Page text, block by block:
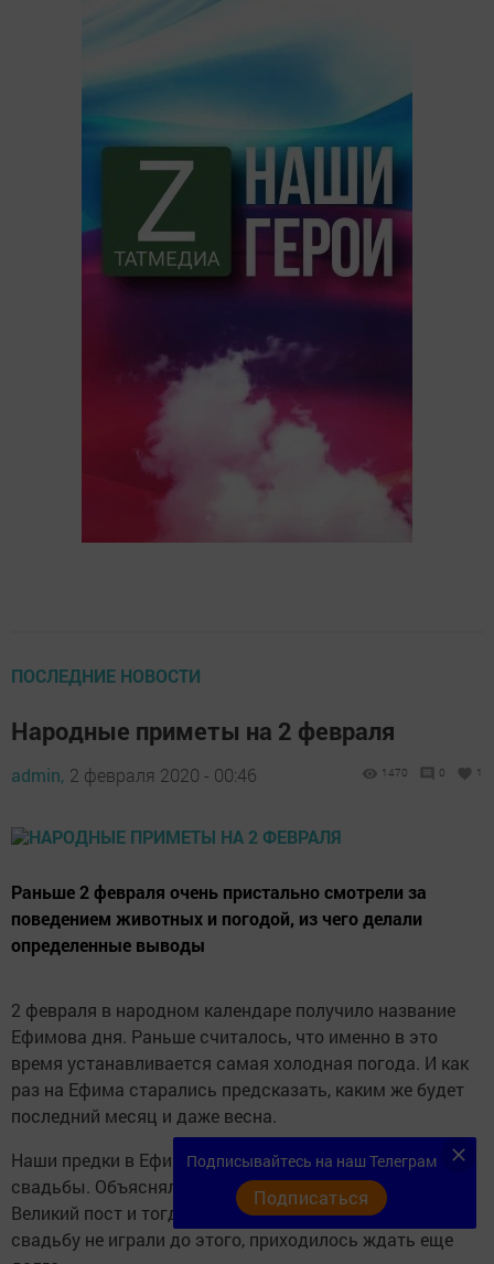
ПОСЛЕДНИЕ НОВОСТИ
Народные приметы на 2 февраля
admin, 2 февраля 2020 - 00:46 1470 0 1
Раньше 2 февраля очень пристально смотрели за
поведением животных и погодой, из чего делали
определенные выводы
2 февраля в народном календаре получило название
Ефимова дня. Раньше считалось, что именно в это
время устанавливается самая холодная погода. И как
раз на Ефима старались предсказать, каким же будет
последний месяц и даже весна.
Наши предки в Ефимов день традиционно утраивали
свадьбы. Объяснялось это просто: скоро начинался
Великий пост и тогда уже было не до гуляний. Если
свадьбу не играли до этого, приходилось ждать еще
Подписывайтесь на наш Телеграм
Подписаться